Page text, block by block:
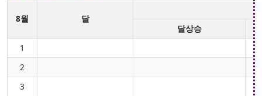
8월
달
달상승
1
2
3